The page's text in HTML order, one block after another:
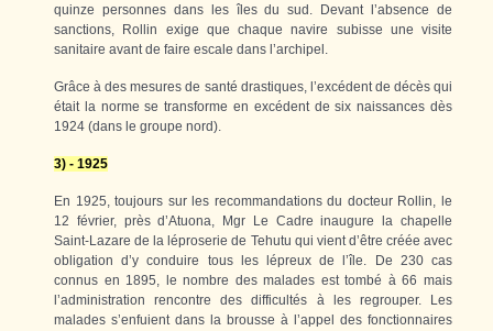
quinze personnes dans les îles du sud. Devant l’absence de
sanctions, Rollin exige que chaque navire subisse une visite
sanitaire avant de faire escale dans l’archipel.
Grâce à des mesures de santé drastiques, l’excédent de décès qui
était la norme se transforme en excédent de six naissances dès
1924 (dans le groupe nord).
3) - 1925
En 1925, toujours sur les recommandations du docteur Rollin, le
12 février, près d’Atuona, Mgr Le Cadre inaugure la chapelle
Saint-Lazare de la léproserie de Tehutu qui vient d’être créée avec
obligation d’y conduire tous les lépreux de l’île. De 230 cas
connus en 1895, le nombre des malades est tombé à 66 mais
l’administration rencontre des difficultés à les regrouper. Les
malades s’enfuient dans la brousse à l’appel des fonctionnaires